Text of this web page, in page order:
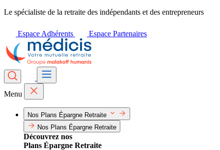
Le spécialiste de la retraite des indépendants et des entrepreneurs
Espace Adhérents Espace Partenaires
Menu
Nos Plans Épargne Retraite
Nos Plans Épargne Retraite
Découvrez nos
Plans Épargne Retraite